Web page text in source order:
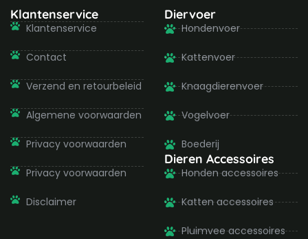
o g
t
e
r
u
b
e
Klantenservice
Klantenservice
Contact
Verzend en retourbeleid
Algemene voorwaarden
Privacy voorwaarden
Privacy voorwaarden
Disclaimer
Diervoer
Hondenvoer
Kattenvoer
Knaagdierenvoer
Vogelvoer
Boederij
Dieren Accessoires
Honden accessoires
Katten accessoires
Pluimvee accessoires